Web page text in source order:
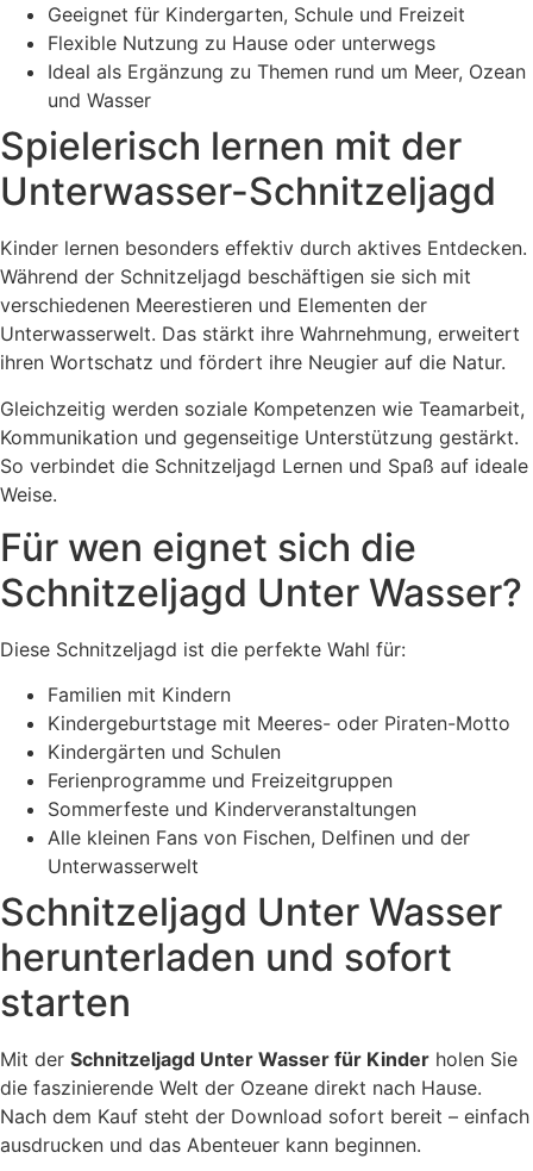
Geeignet für Kindergarten, Schule und Freizeit
Flexible Nutzung zu Hause oder unterwegs
Ideal als Ergänzung zu Themen rund um Meer, Ozean
und Wasser
Spielerisch lernen mit der
Unterwasser-Schnitzeljagd
Kinder lernen besonders effektiv durch aktives Entdecken.
Während der Schnitzeljagd beschäftigen sie sich mit
verschiedenen Meerestieren und Elementen der
Unterwasserwelt. Das stärkt ihre Wahrnehmung, erweitert
ihren Wortschatz und fördert ihre Neugier auf die Natur.
Gleichzeitig werden soziale Kompetenzen wie Teamarbeit,
Kommunikation und gegenseitige Unterstützung gestärkt.
So verbindet die Schnitzeljagd Lernen und Spaß auf ideale
Weise.
Für wen eignet sich die
Schnitzeljagd Unter Wasser?
Diese Schnitzeljagd ist die perfekte Wahl für:
Familien mit Kindern
Kindergeburtstage mit Meeres- oder Piraten-Motto
Kindergärten und Schulen
Ferienprogramme und Freizeitgruppen
Sommerfeste und Kinderveranstaltungen
Alle kleinen Fans von Fischen, Delfinen und der
Unterwasserwelt
Schnitzeljagd Unter Wasser
herunterladen und sofort
starten
Mit der Schnitzeljagd Unter Wasser für Kinder holen Sie
die faszinierende Welt der Ozeane direkt nach Hause.
Nach dem Kauf steht der Download sofort bereit – einfach
ausdrucken und das Abenteuer kann beginnen.